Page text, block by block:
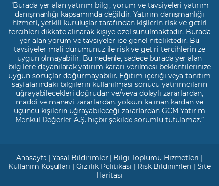
"Burada yer alan yatırım bilgi, yorum ve tavsiyeleri yatırım
danışmanlığı kapsamında değildir. Yatırım danışmanlığı
hizmeti, yetkili kuruluşlar tarafından kişilerin risk ve getiri
tercihleri dikkate alınarak kişiye özel sunulmaktadır. Burada
yer alan yorum ve tavsiyeler ise genel niteliktedir. Bu
tavsiyeler mali durumunuz ile risk ve getiri tercihlerinize
uygun olmayabilir. Bu nedenle, sadece burada yer alan
bilgilere dayanılarak yatırım kararı verilmesi beklentilerinize
uygun sonuçlar doğurmayabilir. Eğitim içeriği veya tanıtım
sayfalarındaki bilgilerin kullanılması sonucu yatırımcıların
uğrayabilecekleri doğrudan ve/veya dolaylı zararlardan,
maddi ve manevi zararlardan, yoksun kalınan kardan ve
üçüncü kişilerin uğrayabileceği zararlardan GCM Yatırım
Menkul Değerler A.Ş. hiçbir şekilde sorumlu tutulamaz.”
Anasayfa |Yasal Bildirimler | Bilgi Toplumu Hizmetleri |
Kullanım Koşulları |Gizlilik Politikası | Risk Bildirimleri |Site
Haritası